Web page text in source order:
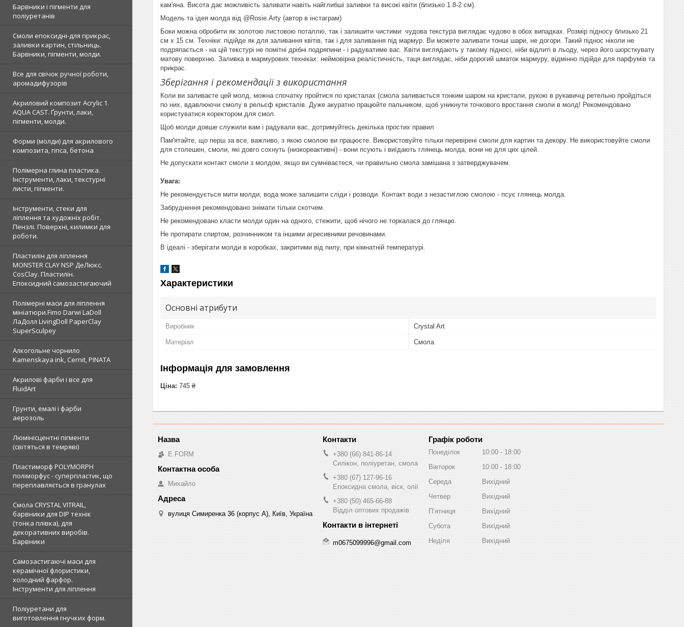
Барвники і пігменти для
поліуретанів
Смоли епоксидні-для прикрас,
заливки картин, стільниць.
Барвники, пігменти, молди.
Все для свічок ручної роботи,
аромадифузорів
Акриловий композит Acrylic 1.
AQUA CAST. Ґрунти, лаки,
пігменти, молди.
Форми (молди) для акрилового
композита, гіпса, бетона
Полімерна глина пластика.
Інструменти, лаки, текстурні
листи, пігменти.
Інструменти, стеки для
ліплення та художніх робіт.
Пензлі. Поверхні, килимки для
роботи.
Пластилін для ліплення
MONSTER CLAY NSP ДеЛюкс.
CosClay. Пластилін.
Епоксидний самозастигаючий
Полімерні маси для ліплення
мініатюри.Fimo Darwi LaDoll
ЛаДолл LivingDoll PaperClay
SuperSculpey
Алкогольне чорнило
Kamenskaya ink, Cernit, PINATA
Акрилові фарби і все для
FluidArt
Грунти, емалі і фарби
аерозоль
Люмінісцентні пігменти
(світяться в темряві)
Пластиморф POLYMORPH
поліморфус - суперпластик, що
переплавляється в гранулах
Смола CRYSTAL VITRAIL,
барвники для DIP технік
(тонка плівка), для
декоративних виробів.
Барвники
Самозастигаючі маси для
керамічної флористики,
холодний фарфор.
Інструменти для ліплення
Поліуретани для
виготовлення гнучких форм.
кам'яна. Висота дає можливість заливати навіть найглибші заливки та високі квіти (близько 1.8-2 см).
Модель та ідея молда від @Rosie.Arty (автор в інстаграм)
Боки можна обробити як золотою листовою поталлю, так і залишити чистими: чудова текстура виглядає чудово в обох випадках. Розмір підносу близько 21
см х 15 см. Техніки: підійде як для заливання квітів, так і для заливання під мармур. Ви можете заливати тонші шари, не догори. Такий піднос ніколи не
подряпається - на цій текстурі не помітні дрібні подряпини - і радуватиме вас. Квіти виглядають у такому підносі, ніби відлиті в льоду, через його шорсткувату
матову поверхню. Заливка в мармурових техніках: неймовірна реалістичність, таця виглядає, ніби дорогий шматок мармуру, відмінно підійде для парфумів та
прикрас.
Зберігання і рекомендації з використання
Коли ви заливаєте цей молд, можна спочатку пройтися по кристалах (смола заливається тонким шаром на кристали, рукою в рукавичці ретельно пройдіться
по них, вдавлюючи смолу в рельєф кристалів. Дуже акуратно працюйте пальником, щоб уникнути точкового вростання смоли в молд! Рекомендовано
користуватися коректором для смол.
Щоб молди довше служили вам і радували вас, дотримуйтесь декілька простих правил
Пам'ятайте, що перш за все, важливо, з якою смолою ви працюєте. Використовуйте тільки перевірені смоли для картин та декору. Не використовуйте смоли
для столешен, смоли, які довго сохнуть (низкореактивні) - вони псують і виїдають глянець молда, вони не для цих цілей.
Не допускати контакт смоли з молдом, якщо ви сумніваєтеся, чи правильно смола замішана з затверджувачем.
Увага:
Не рекомендується мити молди, вода може залишити сліди і розводи. Контакт води з незастиглою смолою - псує глянець молда.
Забруднення рекомендовано знімати тільки скотчем.
Не рекомендовано класти молди один на одного, стежити, щоб нічого не торкалася до глянцю.
Не протирати спиртом, розчинником та іншими агресивними речовинами.
В ідеалі - зберігати молди в коробках, закритими від пилу, при кімнатній температурі.
Характеристики
Основні атрибути
Виробник Crystal Art
Матеріал Смола
Інформація для замовлення
Ціна: 745 ₴
E.FORM
Михайло
вулиця Симиренка 36 (корпус А), Київ, Україна
+380 (66) 841-86-14
Силікон, поліуретан, смола
+380 (67) 127-96-16
Епоксидна смола, віск, олії
+380 (50) 465-66-88
Відділ оптових продажів
m0675099996@gmail.com
Графік роботи
Понеділок 10:00
18:00
Вівторок
10:00
18:00
Середа
Вихідний
Четвер
Вихідний
Пʼятниця
Вихідний
Субота
Вихідний
Неділя
Вихідний